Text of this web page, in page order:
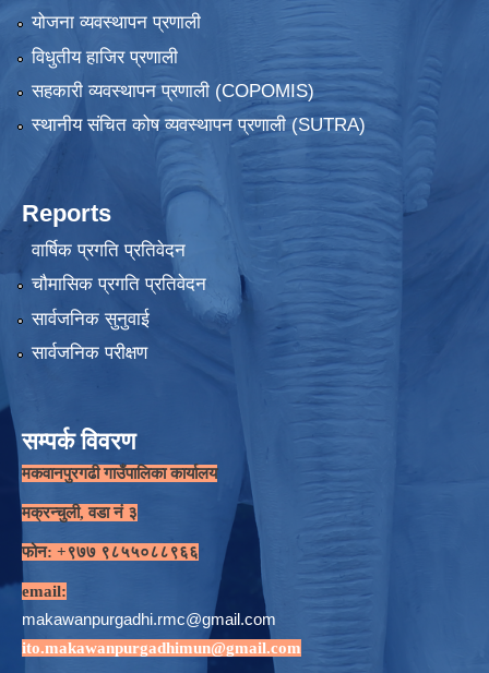
योजना व्यवस्थापन प्रणाली
विधुतीय हाजिर प्रणाली
सहकारी व्यवस्थापन प्रणाली (COPOMIS)
स्थानीय संचित कोष व्यवस्थापन प्रणाली (SUTRA)
Reports
वार्षिक प्रगति प्रतिवेदन
चौमासिक प्रगति प्रतिवेदन
सार्वजनिक सुनुवाई
सार्वजनिक परीक्षण
सम्पर्क विवरण
मकवानपुरगढी गाउँपालिका कार्यालय
मक्रन्चुली, वडा नं ३
फोन: +९७७ ९८५५०८८९६६
email:
makawanpurgadhi.rmc@gmail.com
ito.makawanpurgadhimun@gmail.com